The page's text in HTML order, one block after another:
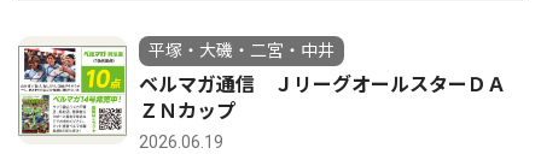
平塚・大磯・二宮・中井
ベルマガ通信 ＪリーグオールスターＤＡ
ＺＮカップ
2026.06.19